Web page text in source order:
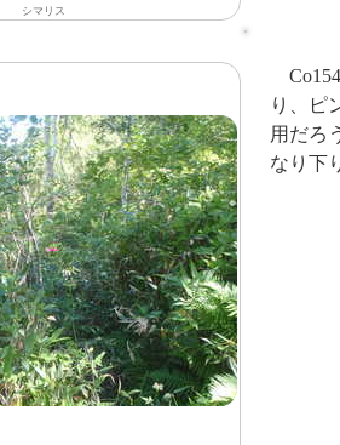
シマリス
り、ピ
用だろ
なり下